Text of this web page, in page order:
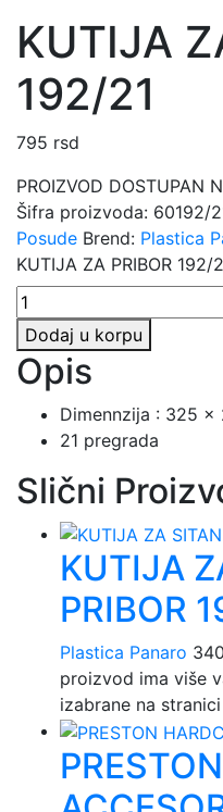
KUTIJA
192/21
795 rsd
PROIZVOD DOSTUPAN
Šifra proizvoda: 60192/
Posude Brend: Plastica
KUTIJA ZA PRIBOR 192/
Dodaj u korpu
Opis
Dimennzija : 325
21 pregrada
Slični
KUTIJA
PRIBOR
Plastica Panaro 340
proizvod ima više
izabrane na